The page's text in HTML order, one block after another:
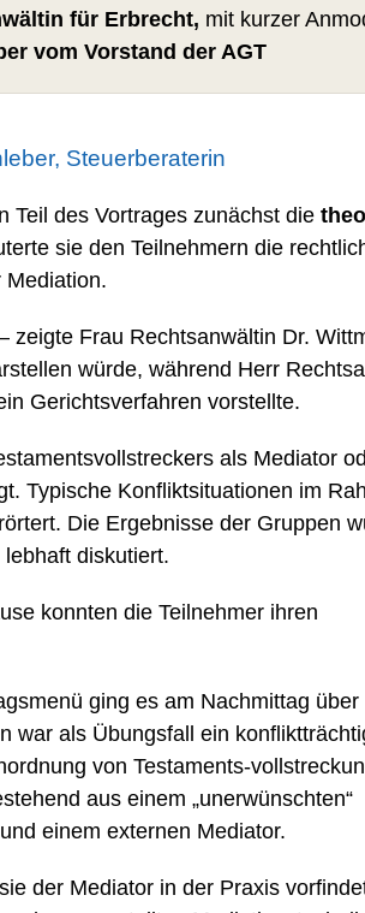
für Erbrecht, mit kurzer
vom Vorstand der AGT
Steuerberaterin
Teil des Vortrages zunächst die
sie den Teilnehmern die
Mediation.
zeigte Frau Rechtsanwältin Dr.
würde, während Herr
Gerichtsverfahren vorstellte.
als Mediator
Typische Konfliktsituationen im
Die Ergebnisse der Gruppen
diskutiert.
konnten die Teilnehmer ihren
ging es am Nachmittag über
war als Übungsfall ein
von Testaments-
aus einem „unerwünschten“
einem externen Mediator.
der Mediator in der Praxis